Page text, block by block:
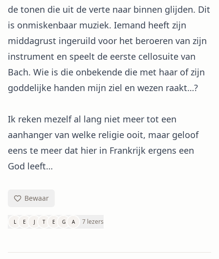
de tonen die uit de verte naar binnen glijden. Dit
is onmiskenbaar muziek. Iemand heeft zijn
middagrust ingeruild voor het beroeren van zijn
instrument en speelt de eerste cellosuite van
Bach. Wie is die onbekende die met haar of zijn
goddelijke handen mijn ziel en wezen raakt…?
Ik reken mezelf al lang niet meer tot een
aanhanger van welke religie ooit, maar geloof
eens te meer dat hier in Frankrijk ergens een
God leeft…
Bewaar
L E J T E G A 7 lezers